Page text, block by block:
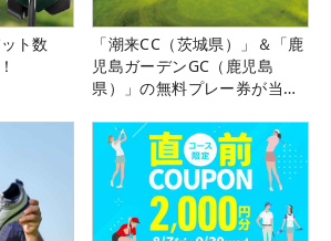
ト数
「潮来CC（茨城県）」＆「鹿
児島ガーデンGC（鹿児島
県）」の無料プレー券が当た